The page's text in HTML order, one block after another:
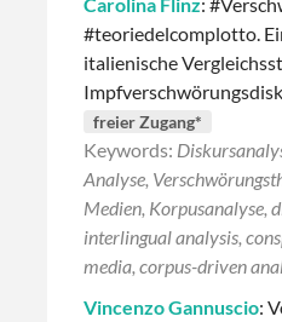
#teoriedelcomplotto.
italienische
freier Zugang*
Keywords:
Analyse,
Medien, Korpusanalyse,
interlingual analysis,
media, corpus-driven
Vincenzo Gannuscio: